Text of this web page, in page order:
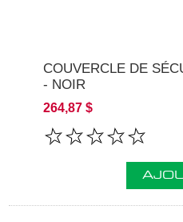
COUVERCLE DE
- NOIR
264,87 $